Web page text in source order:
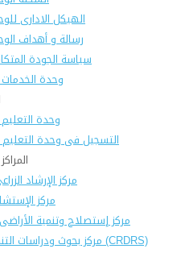
الهيكل الادارى
رسالة و أهداف
سياسة الجودة
وحدة الخدمات
وحدة
التسجيل فى وحدة التعليم
مركز الإرشاد
مركز
مركز إستصلاح وتنمية
مركز بحوث ودراسات التنمية الريفية (CRDRS)